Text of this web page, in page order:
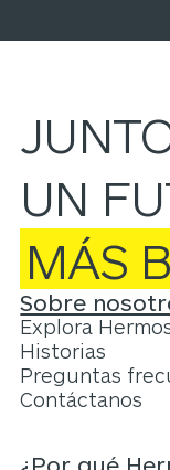
UN
MÁS
Sobre
Explora
Historias
Preguntas
Contáctanos
¿Por qué